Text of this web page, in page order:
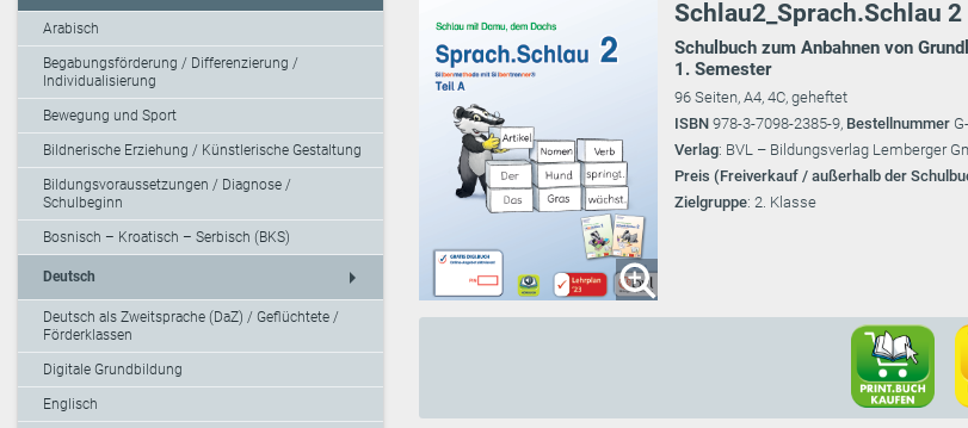
Arabisch
Begabungsförderung / Differenzierung /
Individualisierung
Bewegung und Sport
Bildnerische Erziehung / Künstlerische Gestaltung
Bildungsvoraussetzungen / Diagnose /
Schulbeginn
Bosnisch – Kroatisch – Serbisch (BKS)
Deutsch arrow_right
Deutsch als Zweitsprache (DaZ) / Geflüchtete /
Förderklassen
Digitale Grundbildung
Englisch
Schlau2_Sprach.Schlau 2
Schulbuch zum Anbahnen von
1. Semester
96 Seiten, A4, 4C, geheftet
ISBN 978-3-7098-2385-9, Bestellnummer
Verlag: BVL – Bildungsverlag Lemberger
Preis (Freiverkauf / außerhalb der
Zielgruppe: 2. Klasse